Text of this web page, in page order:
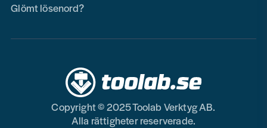
Glömt lösenord?
Copyright © 2025 Toolab Verktyg AB.
Alla rättigheter reserverade.